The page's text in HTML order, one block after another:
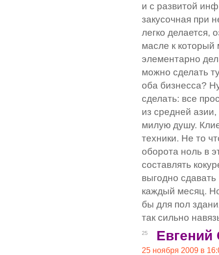
и с развитой
закусочная при
легко делается,
масле к
элементарно
можно сделать
оба бизнесса?
сделать: все
из средней
милую душу.
техники. Не то
оборота ноль в
составлять
выгодно
каждый месяц.
бы для пол
так сильно
25
25 ноября 2009 в